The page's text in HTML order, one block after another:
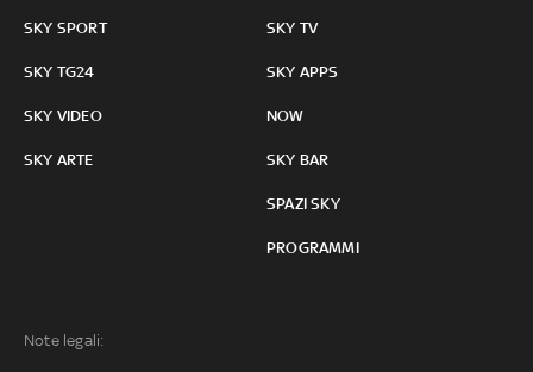
SKY SPORT
SKY TG24
SKY VIDEO
SKY ARTE
SKY TV
SKY APPS
NOW
SKY BAR
SPAZI SKY
PROGRAMMI
Note legali: